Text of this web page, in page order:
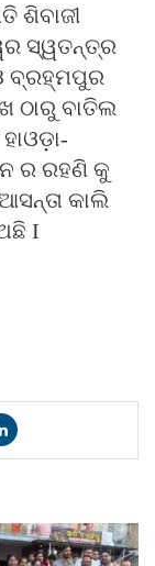
ଶିବାଜୀ
ସ୍ୱତନ୍ତ୍ର
ବ୍ରହ୍ମପୁର
ଠାରୁ ବାତିଲ
ର ରହଣି କୁ
କାଲି
I